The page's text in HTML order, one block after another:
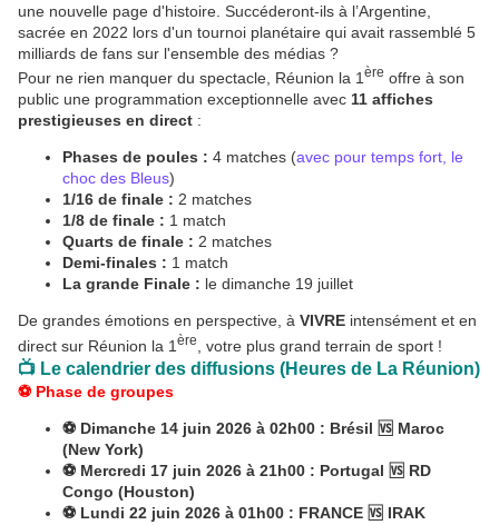
une nouvelle page d'histoire. Succéderont-ils à l’Argentine,
sacrée en 2022 lors d'un tournoi planétaire qui avait rassemblé 5
milliards de fans sur l'ensemble des médias ?
Pour ne rien manquer du spectacle, Réunion la 1 ère offre à son
public une programmation exceptionnelle avec 11 affiches
prestigieuses en direct :
Phases de poules : 4 matches (avec pour temps fort, le
choc des Bleus)
1/16 de finale : 2 matches
1/8 de finale : 1 match
Quarts de finale : 2 matches
Demi-finales : 1 match
La grande Finale : le dimanche 19 juillet
De grandes émotions en perspective, à VIVRE intensément et en
direct sur Réunion la 1 ère , votre plus grand terrain de sport !
📺 Le calendrier des diffusions (Heures de La Réunion)
⚽ Phase de groupes
⚽ Dimanche 14 juin 2026 à 02h00 : Brésil 🆚 Maroc
(New York)
⚽ Mercredi 17 juin 2026 à 21h00 : Portugal 🆚 RD
Congo (Houston)
⚽ Lundi 22 juin 2026 à 01h00 : FRANCE 🆚 IRAK